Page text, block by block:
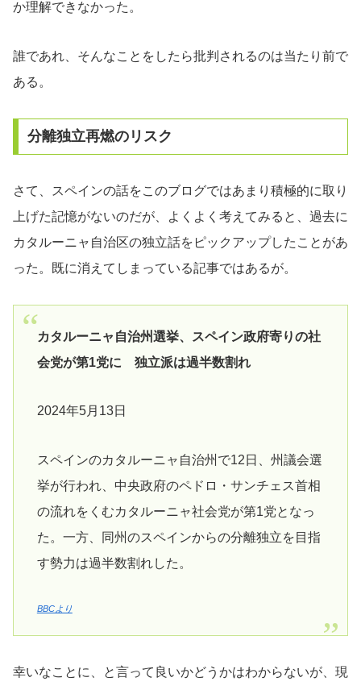
か理解できなかった。
誰であれ、そんなことをしたら批判されるのは当たり前で
ある。
分離独立再燃のリスク
さて、スペインの話をこのブログではあまり積極的に取り
上げた記憶がないのだが、よくよく考えてみると、過去に
カタルーニャ自治区の独立話をピックアップしたことがあ
った。既に消えてしまっている記事ではあるが。
カタルーニャ自治州選挙、スペイン政府寄りの社
会党が第1党に 独立派は過半数割れ
2024年5月13日
スペインのカタルーニャ自治州で12日、州議会選
挙が行われ、中央政府のペドロ・サンチェス首相
の流れをくむカタルーニャ社会党が第1党となっ
た。一方、同州のスペインからの分離独立を目指
す勢力は過半数割れした。
BBCより
幸いなことに、と言って良いかどうかはわからないが、現